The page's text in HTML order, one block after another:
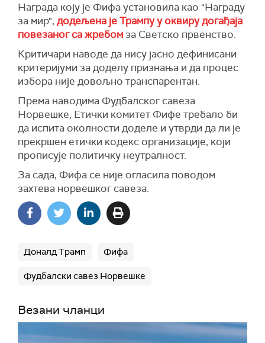
Награда коју је Фифа установила као "Награду
за мир", додељена је Трампу у оквиру догађаја
повезаног са жребом за Светско првенство.
Критичари наводе да нису јасно дефинисани
критеријуми за доделу признања и да процес
избора није довољно транспарентан.
Према наводима Фудбалског савеза
Норвешке, Етички комитет Фифе требало би
да испита околности доделе и утврди да ли је
прекршен етички кодекс организације, који
прописује политичку неутралност.
За сада, Фифа се није огласила поводом
захтева норвешког савеза.
Доналд Трамп Фифа
Фудбалски савез Норвешке
Везани чланци